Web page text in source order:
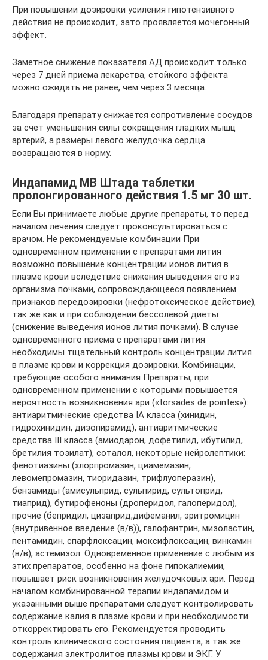
При повышении дозировки усиления гипотензивного
действия не происходит, зато проявляется мочегонный
эффект.
Заметное снижение показателя АД происходит только
через 7 дней приема лекарства, стойкого эффекта
можно ожидать не ранее, чем через 3 месяца.
Благодаря препарату снижается сопротивление сосудов
за счет уменьшения силы сокращения гладких мышц
артерий, а размеры левого желудочка сердца
возвращаются в норму.
Индапамид МВ Штада таблетки
пролонгированного действия 1.5 мг 30 шт.
Если Вы принимаете любые другие препараты, то перед
началом лечения следует проконсультироваться с
врачом. Не рекомендуемые комбинации При
одновременном применении с препаратами лития
возможно повышение концентрации ионов лития в
плазме крови вследствие снижения выведения его из
организма почками, сопровождающееся появлением
признаков передозировки (нефротоксическое действие),
так же как и при соблюдении бессолевой диеты
(снижение выведения ионов лития почками). В случае
одновременного приема с препаратами лития
необходимы тщательный контроль концентрации лития
в плазме крови и коррекция дозировки. Комбинации,
требующие особого внимания Препараты, при
одновременном применении с которыми повышается
вероятность возникновения ари («torsades de pointes»):
антиаритмические средства IА класса (хинидин,
гидрохинидин, дизопирамид), антиаритмические
средства III класса (амиодарон, дофетилид, ибутилид,
бретилия тозилат), соталол, некоторые нейролептики:
фенотиазины (хлорпромазин, циамемазин,
левомепромазин, тиоридазин, трифлуоперазин),
бензамиды (амисульприд, сульпирид, сультоприд,
тиаприд), бутирофеноны (дроперидол, галоперидол),
прочие (бепридил, цизаприд,дифеманил, эритромицин
(внутривенное введение (в/в)), галофантрин, мизоластин,
пентамидин, спарфлоксацин, моксифлоксацин, винкамин
(в/в), астемизол. Одновременное применение с любым из
этих препаратов, особенно на фоне гипокалиемии,
повышает риск возникновения желудочковых ари. Перед
началом комбинированной терапии индапамидом и
указанными выше препаратами следует контролировать
содержание калия в плазме крови и при необходимости
откорректировать его. Рекомендуется проводить
контроль клинического состояния пациента, а так же
содержания электролитов плазмы крови и ЭКГ. У